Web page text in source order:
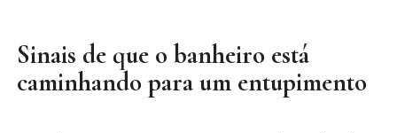
Sinais de que o banheiro está
caminhando para um entupimento